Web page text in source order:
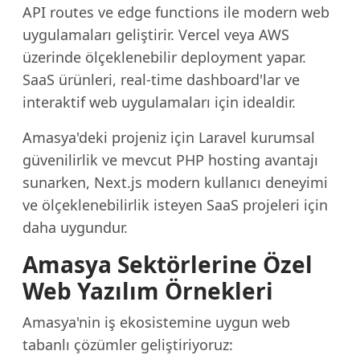
API routes ve edge functions ile modern web
uygulamaları geliştirir. Vercel veya AWS
üzerinde ölçeklenebilir deployment yapar.
SaaS ürünleri, real-time dashboard'lar ve
interaktif web uygulamaları için idealdir.
Amasya'deki projeniz için Laravel kurumsal
güvenilirlik ve mevcut PHP hosting avantajı
sunarken, Next.js modern kullanıcı deneyimi
ve ölçeklenebilirlik isteyen SaaS projeleri için
daha uygundur.
Amasya Sektörlerine Özel
Web Yazılım Örnekleri
Amasya'nin iş ekosistemine uygun web
tabanlı çözümler geliştiriyoruz: